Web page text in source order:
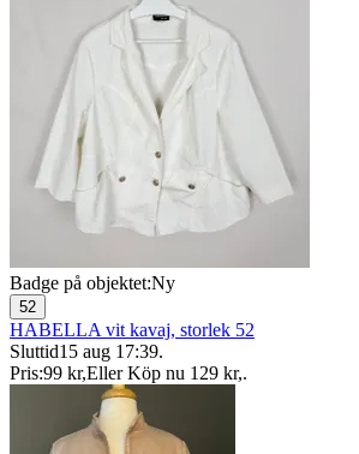
Badge på objektet:Ny
52
HABELLA vit kavaj, storlek 52
Sluttid15 aug 17:39.
Pris:99 kr,Eller Köp nu 129 kr,.